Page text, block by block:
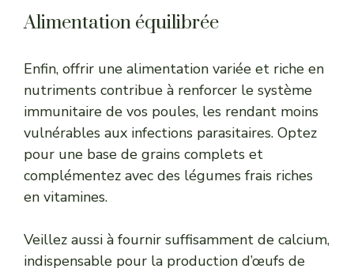
Alimentation équilibrée
Enfin, offrir une alimentation variée et riche en
nutriments contribue à renforcer le système
immunitaire de vos poules, les rendant moins
vulnérables aux infections parasitaires. Optez
pour une base de grains complets et
complémentez avec des légumes frais riches
en vitamines.
Veillez aussi à fournir suffisamment de calcium,
indispensable pour la production d’œufs de